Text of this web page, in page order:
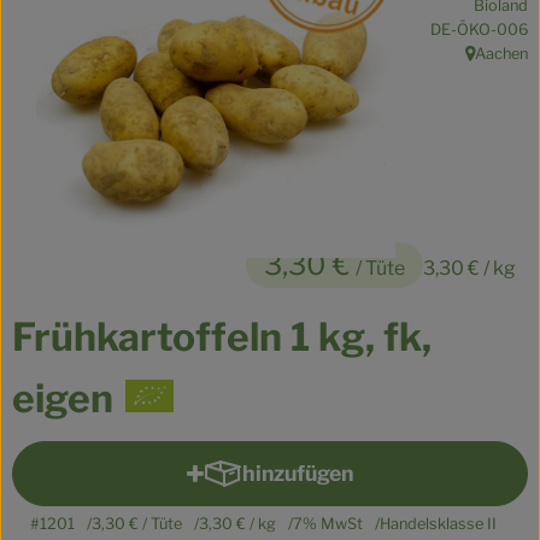
Veganes
Speisekammer
Blog
Frühkartoffeln 1 kg, fk,
eigen
3,30 € / Tüte 3,30 € / kg
Bioland
, Kontrollstelle:
DE-ÖKO-006
, Herkunft:
Aachen
hinzufügen
Produkt zum Warenkorb
#1201 3,30 €/ Tüte 3,30 €/ kg 7% MwSt Handelsklasse II